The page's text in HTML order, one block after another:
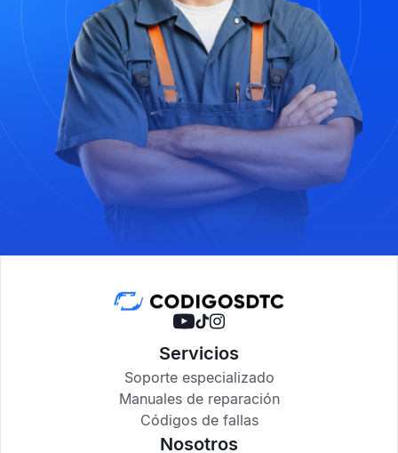
Servicios
Soporte especializado
Manuales de reparación
Códigos de fallas
Nosotros